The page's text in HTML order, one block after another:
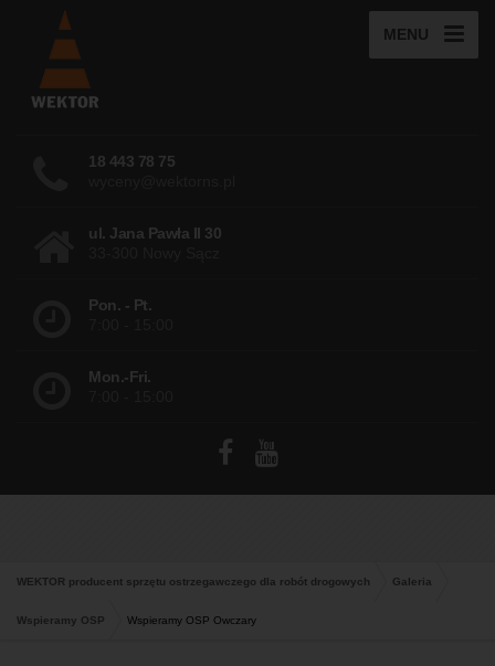
MENU
18 443 78 75
ul. Jana Pawła II 30
Pon. - Pt.
Mon.-Fri.
WEKTOR producent sprzętu ostrzegawczego dla robót drogowych Galeria
Wspieramy OSP Wspieramy OSP Owczary